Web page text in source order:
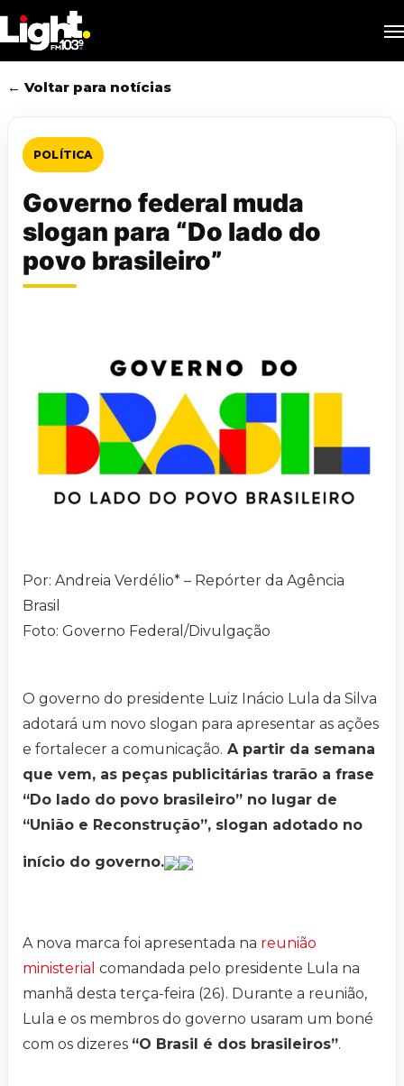
to
main
content
← Voltar para notícias
POLÍTICA
Governo federal muda
slogan para “Do lado do
povo brasileiro”
Por: Andreia Verdélio* – Repórter da Agência
Brasil
Foto: Governo Federal/Divulgação
O governo do presidente Luiz Inácio Lula da Silva
adotará um novo slogan para apresentar as ações
e fortalecer a comunicação. A partir da semana
que vem, as peças publicitárias trarão a frase
“Do lado do povo brasileiro” no lugar de
“União e Reconstrução”, slogan adotado no
início do governo.
A nova marca foi apresentada na reunião
ministerial comandada pelo presidente Lula na
manhã desta terça-feira (26). Durante a reunião,
Lula e os membros do governo usaram um boné
com os dizeres “O Brasil é dos brasileiros”.